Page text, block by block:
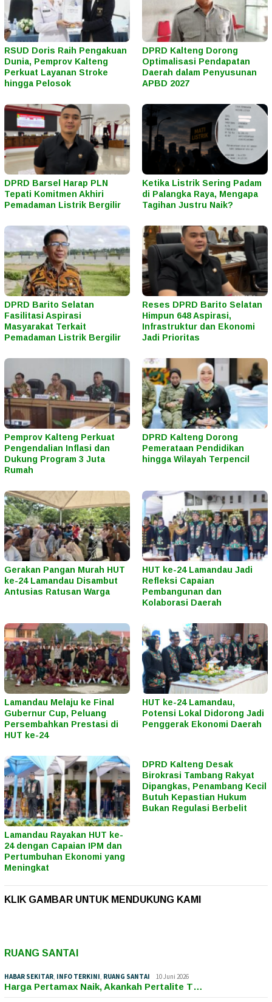
RSUD Doris Raih Pengakuan
Dunia, Pemprov Kalteng
Perkuat Layanan Stroke
hingga Pelosok
DPRD Kalteng Dorong
Optimalisasi Pendapatan
Daerah dalam Penyusunan
APBD 2027
DPRD Barsel Harap PLN
Tepati Komitmen Akhiri
Pemadaman Listrik Bergilir
Ketika Listrik Sering Padam
di Palangka Raya, Mengapa
Tagihan Justru Naik?
DPRD Barito Selatan
Fasilitasi Aspirasi
Masyarakat Terkait
Pemadaman Listrik Bergilir
Reses DPRD Barito Selatan
Himpun 648 Aspirasi,
Infrastruktur dan Ekonomi
Jadi Prioritas
Pemprov Kalteng Perkuat
Pengendalian Inflasi dan
Dukung Program 3 Juta
Rumah
DPRD Kalteng Dorong
Pemerataan Pendidikan
hingga Wilayah Terpencil
Gerakan Pangan Murah HUT
ke-24 Lamandau Disambut
Antusias Ratusan Warga
HUT ke-24 Lamandau Jadi
Refleksi Capaian
Pembangunan dan
Kolaborasi Daerah
Lamandau Melaju ke Final
Gubernur Cup, Peluang
Persembahkan Prestasi di
HUT ke-24
HUT ke-24 Lamandau,
Potensi Lokal Didorong Jadi
Penggerak Ekonomi Daerah
Lamandau Rayakan HUT ke-
24 dengan Capaian IPM dan
Pertumbuhan Ekonomi yang
Meningkat
DPRD Kalteng Desak
Birokrasi Tambang Rakyat
Dipangkas, Penambang Kecil
Butuh Kepastian Hukum
Bukan Regulasi Berbelit
KLIK GAMBAR UNTUK MENDUKUNG KAMI
RUANG SANTAI
HABAR SEKITAR INFO TERKINI RUANG SANTAI 10 Juni 2026
Harga Pertamax Naik, Akankah Pertalite T…